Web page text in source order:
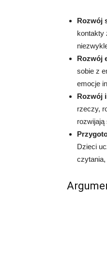
Rozwój
kontakty
Rozwój
sobie z
emocje
Rozwój
rzeczy,
rozwijają
Dzieci
czytania,